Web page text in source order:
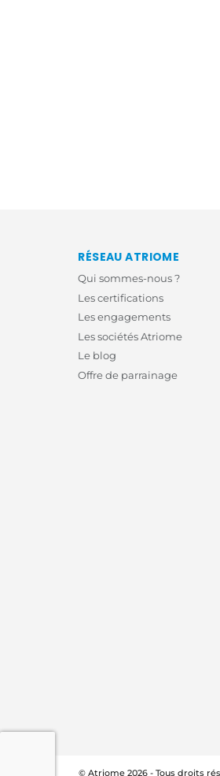
RÉSEAU ATRIOME
Qui sommes-nous ?
Les certifications
Les engagements
Les sociétés Atriome
Le blog
Offre de parrainage
© Atriome 2026 - Tous droits